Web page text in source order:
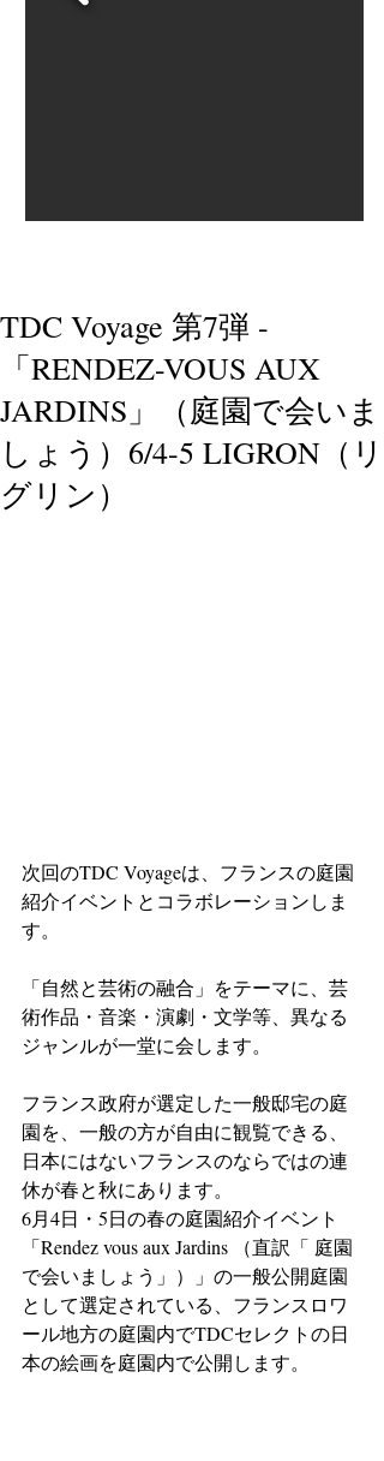
TDC Voyage 第7弾 -
「RENDEZ-VOUS AUX
JARDINS」（庭園で会いま
しょう）6/4-5 LIGRON（リ
グリン）
次回のTDC Voyageは、フランスの庭園
紹介イベントとコラボレーションしま
す。
「自然と芸術の融合」をテーマに、芸
術作品・音楽・演劇・文学等、異なる
ジャンルが一堂に会します。
フランス政府が選定した一般邸宅の庭
園を、一般の方が自由に観覧できる、
日本にはないフランスのならではの連
休が春と秋にあります。
6月4日・5日の春の庭園紹介イベント
「Rendez vous aux Jardins （直訳「 庭園
で会いましょう」）」の一般公開庭園
として選定されている、フランスロワ
ール地方の庭園内でTDCセレクトの日
本の絵画を庭園内で公開します。